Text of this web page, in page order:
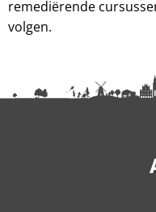
remediërende
volgen.